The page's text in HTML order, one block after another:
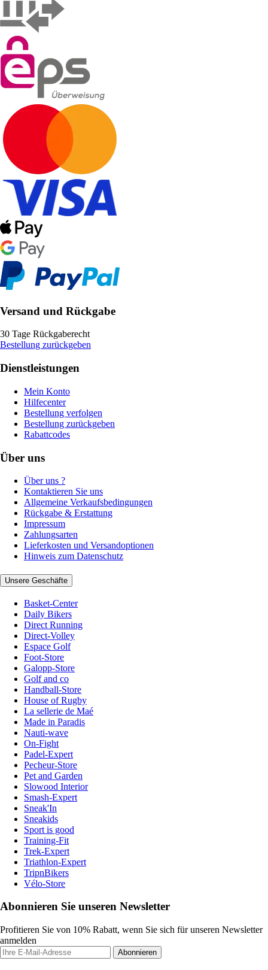
Versand und Rückgabe
30 Tage Rückgaberecht
Bestellung zurückgeben
Dienstleistungen
Mein Konto
Hilfecenter
Bestellung verfolgen
Bestellung zurückgeben
Rabattcodes
Über uns
Über uns ?
Kontaktieren Sie uns
Allgemeine Verkaufsbedingungen
Rückgabe & Erstattung
Impressum
Zahlungsarten
Lieferkosten und Versandoptionen
Hinweis zum Datenschutz
Unsere Geschäfte
Basket-Center
Daily Bikers
Direct Running
Direct-Volley
Espace Golf
Foot-Store
Galopp-Store
Golf and co
Handball-Store
House of Rugby
La sellerie de Maé
Made in Paradis
Nauti-wave
On-Fight
Padel-Expert
Pecheur-Store
Pet and Garden
Slowood Interior
Smash-Expert
Sneak'In
Sneakids
Sport is good
Training-Fit
Trek-Expert
Triathlon-Expert
TripnBikers
Vélo-Store
Abonnieren Sie unseren Newsletter
Profitieren Sie von 10% Rabatt, wenn Sie sich für unseren Newsletter
anmelden
Abonnieren